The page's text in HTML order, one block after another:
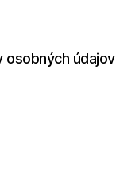
osobných údajov